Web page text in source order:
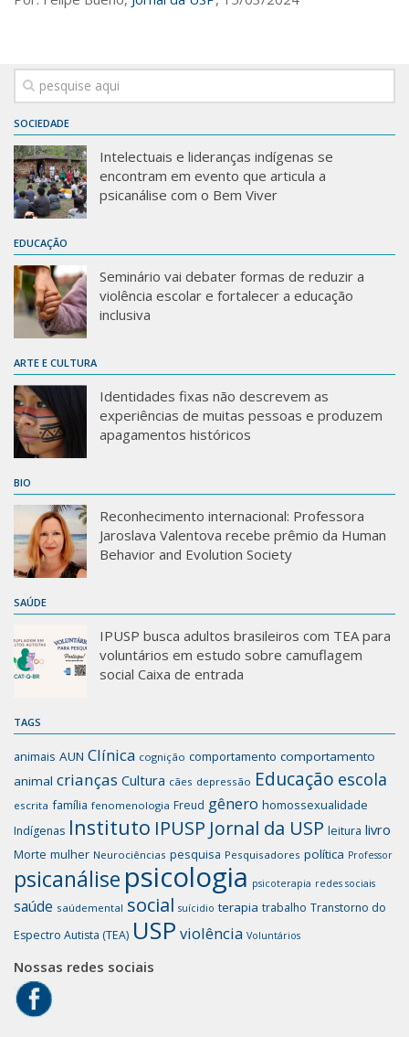
SOCIEDADE
Intelectuais e lideranças indígenas se
encontram em evento que articula a
psicanálise com o Bem Viver
EDUCAÇÃO
Seminário vai debater formas de reduzir a
violência escolar e fortalecer a educação
inclusiva
ARTE E CULTURA
Identidades fixas não descrevem as
experiências de muitas pessoas e produzem
apagamentos históricos
BIO
Reconhecimento internacional: Professora
Jaroslava Valentova recebe prêmio da Human
Behavior and Evolution Society
SAÚDE
IPUSP busca adultos brasileiros com TEA para
voluntários em estudo sobre camuflagem
social Caixa de entrada
TAGS
animais AUN Clínica cognição comportamento comportamento
animal crianças Cultura cães depressão Educação escola
escrita família fenomenologia Freud gênero homossexualidade
Indígenas Instituto IPUSP Jornal da USP leitura livro
Morte mulher Neurociências pesquisa Pesquisadores política Professor
psicanálise psicologia psicoterapia redes sociais
saúde saúdemental social suícidio terapia trabalho Transtorno do
Espectro Autista (TEA) USP violência Voluntários
Nossas redes sociais